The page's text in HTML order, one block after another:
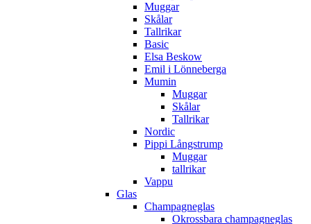
Muggar
Skålar
Tallrikar
Basic
Elsa Beskow
Emil i Lönneberga
Mumin
Muggar
Skålar
Tallrikar
Nordic
Pippi Långstrump
Muggar
tallrikar
Vappu
Glas
Champagneglas
Okrossbara champagneglas